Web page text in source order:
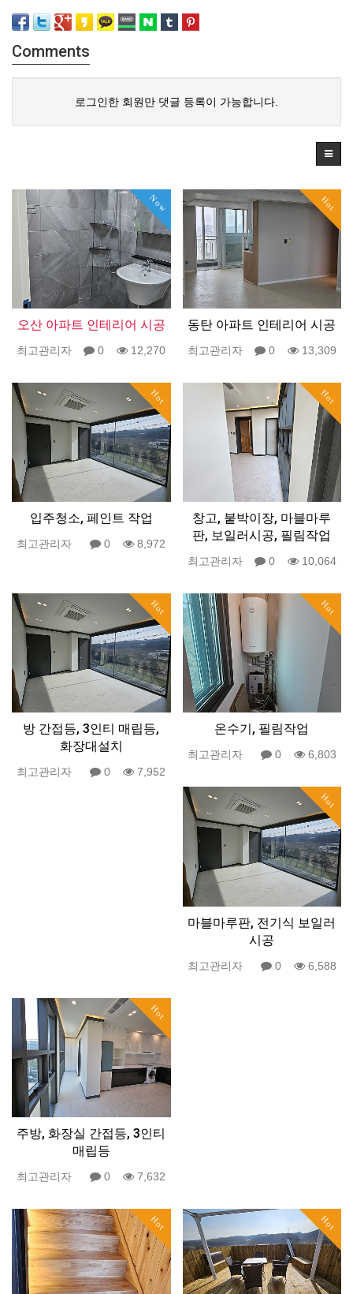
Comments
로그인한 회원만 댓글 등록이 가능합니다.
Now
오산 아파트 인테리어 시공
최고관리자 0 12,270
Hot
동탄 아파트 인테리어 시공
최고관리자 0 13,309
Hot
입주청소, 페인트 작업
최고관리자 0 8,972
Hot
창고, 붙박이장, 마블마루
판, 보일러시공, 필림작업
최고관리자 0 10,064
Hot
방 간접등, 3인티 매립등,
화장대설치
최고관리자 0 7,952
Hot
온수기, 필림작업
최고관리자 0 6,803
Hot
마블마루판, 전기식 보일러
시공
최고관리자 0 6,588
Hot
주방, 화장실 간접등, 3인티
매립등
최고관리자 0 7,632
Hot Hot